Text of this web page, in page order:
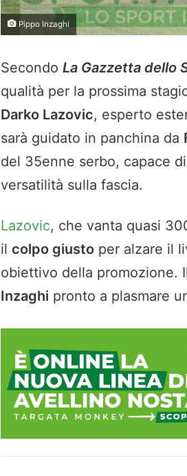
Pippo Inzaghi
Secondo La Gazzetta dello
qualità per la prossima
Darko Lazovic, esperto
sarà guidato in panchina da
del 35enne serbo, capace
versatilità sulla fascia.
Lazovic, che vanta quasi
il colpo giusto per alzare il
obiettivo della promozione.
Inzaghi pronto a plasmare